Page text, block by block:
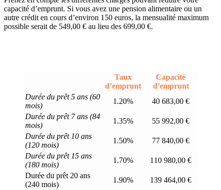
capacité d’emprunt. Si vous avez une pension alimentaire ou un
autre crédit en cours d’environ 150 euros, la mensualité maximum
possible serait de 549,00 € au lieu des 699,00 €.
Taux
d’emprunt
Capacité
d’emprunt
Durée du prêt 5 ans (60
mois)
1.20%
40 683,00 €
Durée du prêt 7 ans (84
mois)
1.35%
55 992,00 €
Durée du prêt 10 ans
(120 mois)
1.50%
77 840,00 €
Durée du prêt 15 ans
(180 mois)
1.70%
110 980,00 €
Durée du prêt 20 ans
(240 mois)
1.90%
139 464,00 €